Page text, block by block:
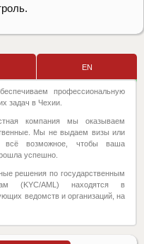
EN
профессиональную
задач в Чехии.
компания мы оказываем
Мы не выдаем визы или
всё возможное, чтобы ваша
успешно.
решения по государственным
(KYC/AML) находятся в
ведомств и организаций, на